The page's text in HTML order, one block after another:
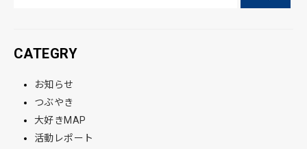
CATEGRY
お知らせ
つぶやき
大好きMAP
活動レポート